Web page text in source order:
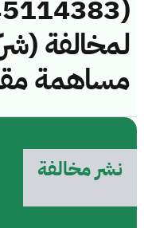
لمخالفة
مساهمة
نشر مخالفة